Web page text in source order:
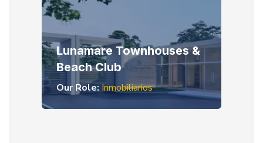
Lunamare Townhouses &
Beach Club
Our Role:Inmobiliarios